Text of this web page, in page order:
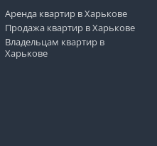
Аренда квартир в Харькове
Продажа квартир в Харькове
Владельцам квартир в
Харькове